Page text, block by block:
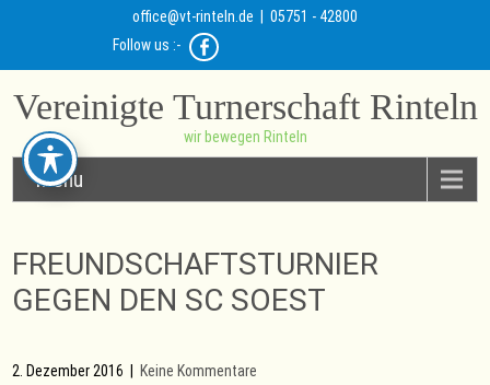
office@vt-rinteln.de | 05751 - 42800
Follow us :-
Vereinigte Turnerschaft Rinteln
wir bewegen Rinteln
Menu
FREUNDSCHAFTSTURNIER
GEGEN DEN SC SOEST
2. Dezember 2016 Keine Kommentare